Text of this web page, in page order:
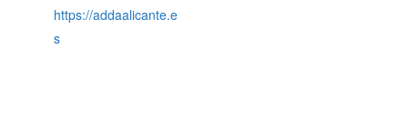
https://addaalicante.e
s